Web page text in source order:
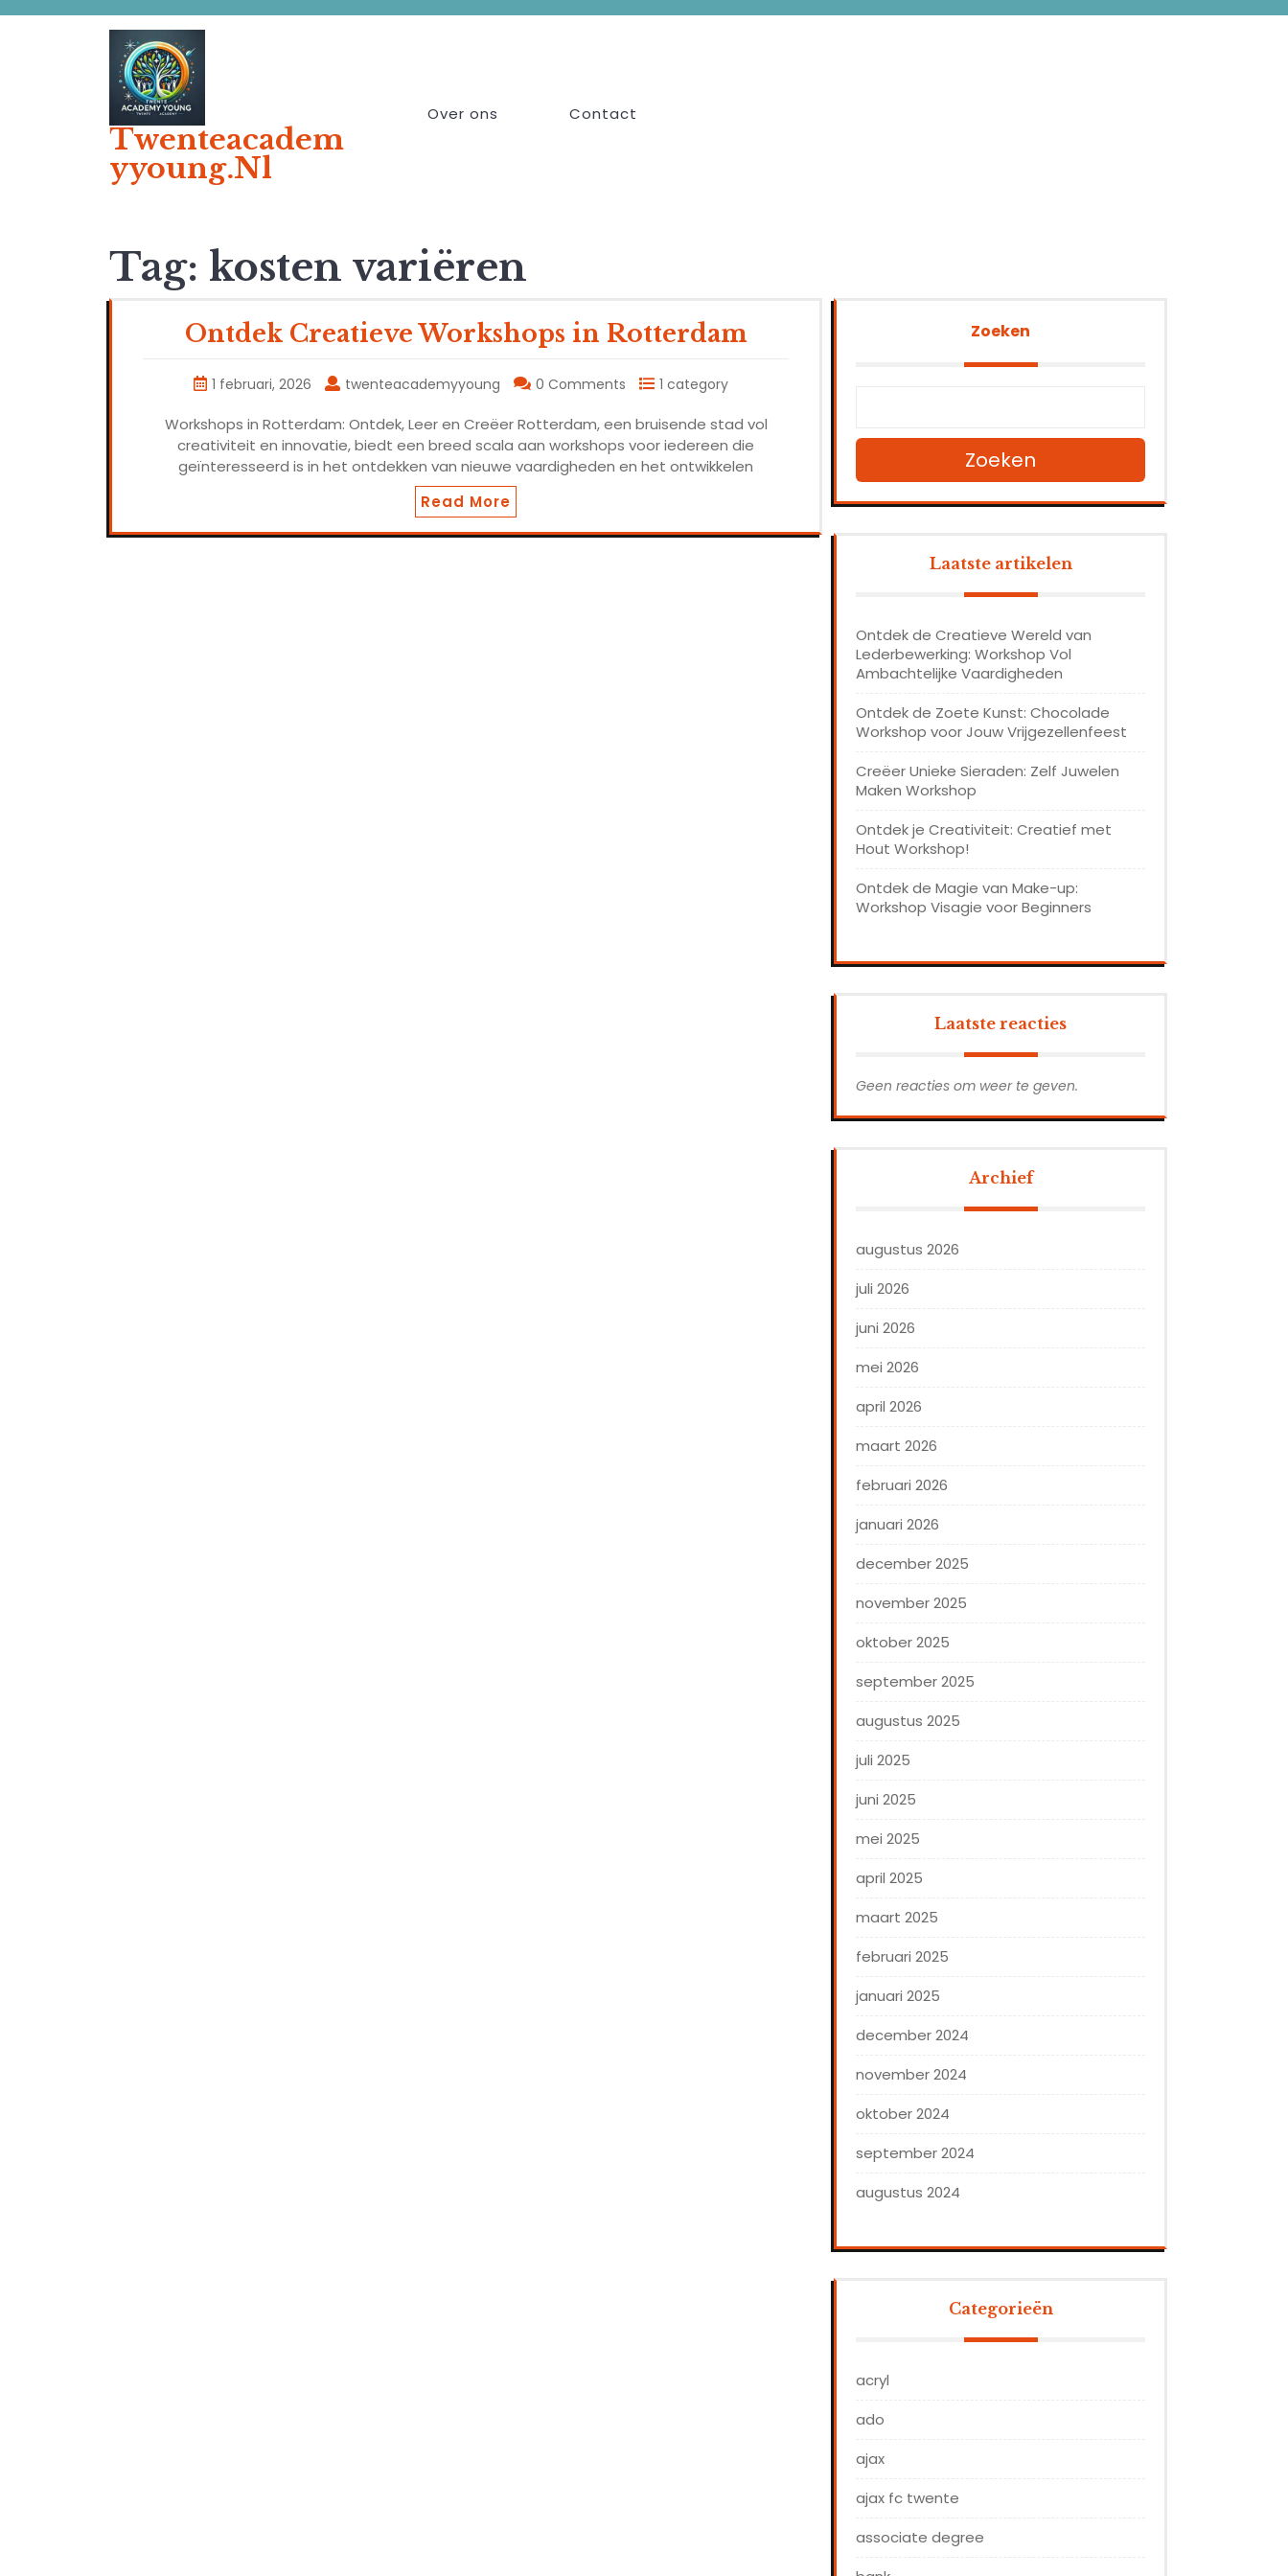
Twenteacadem
Yyoung.nl
Over ons Contact
Tag: kosten variëren
Ontdek Creatieve Workshops in Rotterdam
1 februari, 2026 twenteacademyyoung 0 Comments 1 category
Workshops in Rotterdam: Ontdek, Leer en Creëer Rotterdam, een bruisende stad vol
creativiteit en innovatie, biedt een breed scala aan workshops voor iedereen die
geïnteresseerd is in het ontdekken van nieuwe vaardigheden en het ontwikkelen
Read More
Zoeken
Zoeken
Laatste artikelen
Ontdek de Creatieve Wereld van
Lederbewerking: Workshop Vol
Ambachtelijke Vaardigheden
Ontdek de Zoete Kunst: Chocolade
Workshop voor Jouw Vrijgezellenfeest
Creëer Unieke Sieraden: Zelf Juwelen
Maken Workshop
Ontdek je Creativiteit: Creatief met
Hout Workshop!
Ontdek de Magie van Make-up:
Workshop Visagie voor Beginners
Laatste reacties
Geen reacties om weer te geven.
Archief
augustus 2026
juli 2026
juni 2026
mei 2026
april 2026
maart 2026
februari 2026
januari 2026
december 2025
november 2025
oktober 2025
september 2025
augustus 2025
juli 2025
juni 2025
mei 2025
april 2025
maart 2025
februari 2025
januari 2025
december 2024
november 2024
oktober 2024
september 2024
augustus 2024
Categorieën
acryl
ado
ajax
ajax fc twente
associate degree